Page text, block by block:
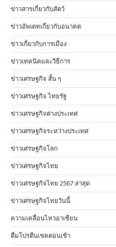
ข่าวสารเกี่ยวกับสัตว์
ข่าวอัพเดทเกี่ยวกับอนาคต
ข่าวเกี่ยวกับการเมือง
ข่าวเทคนิคและวิธีการ
ข่าวเศรษฐกิจ สั้น ๆ
ข่าวเศรษฐกิจ ไทยรัฐ
ข่าวเศรษฐกิจต่างประเทศ
ข่าวเศรษฐกิจระหว่างประเทศ
ข่าวเศรษฐกิจโลก
ข่าวเศรษฐกิจไทย
ข่าวเศรษฐกิจไทย 2567 ล่าสุด
ข่าวเศรษฐกิจไทยวันนี้
ความเคลื่อนไหวอาเซียน
ดื่มโปรตีนเชคตอนเช้า